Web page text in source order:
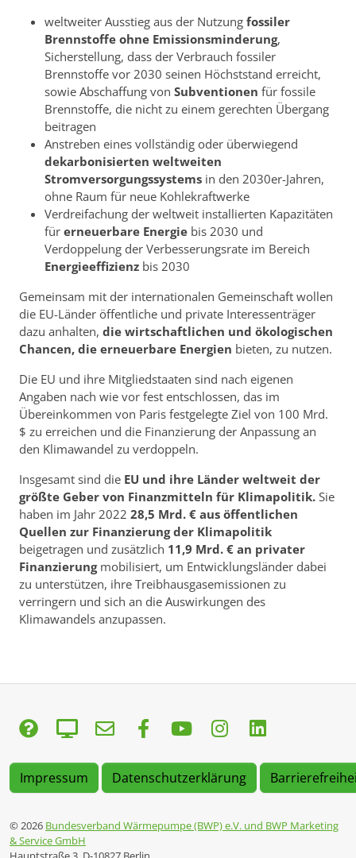
weltweiter Ausstieg aus der Nutzung fossiler
Brennstoffe ohne Emissionsminderung,
Sicherstellung, dass der Verbrauch fossiler
Brennstoffe vor 2030 seinen Höchststand erreicht,
sowie Abschaffung von Subventionen für fossile
Brennstoffe, die nicht zu einem gerechten Übergang
beitragen
Anstreben eines vollständig oder überwiegend
dekarbonisierten weltweiten
Stromversorgungssystems in den 2030er-Jahren,
ohne Raum für neue Kohlekraftwerke
Verdreifachung der weltweit installierten Kapazitäten
für erneuerbare Energie bis 2030 und
Verdoppelung der Verbesserungsrate im Bereich
Energieeffizienz bis 2030
Gemeinsam mit der internationalen Gemeinschaft wollen
die EU-Länder öffentliche und private Interessenträger
dazu anhalten, die wirtschaftlichen und ökologischen
Chancen, die erneuerbare Energien bieten, zu nutzen.
Die EU und ihre Mitgliedstaaten sind nach eigenen
Angaben nach wie vor fest entschlossen, das im
Übereinkommen von Paris festgelegte Ziel von 100 Mrd.
$ zu erreichen und die Finanzierung der Anpassung an
den Klimawandel zu verdoppeln.
Insgesamt sind die EU und ihre Länder weltweit der
größte Geber von Finanzmitteln für Klimapolitik. Sie
haben im Jahr 2022 28,5 Mrd. € aus öffentlichen
Quellen zur Finanzierung der Klimapolitik
beigetragen und zusätzlich 11,9 Mrd. € an privater
Finanzierungmobilisiert, um Entwicklungsländer dabei
zu unterstützen, ihre Treibhausgasemissionen zu
verringern und sich an die Auswirkungen des
Klimawandels anzupassen.
Impressum Datenschutzerklärung
© 2026 Bundesverband Wärmepumpe (BWP) e.V. und BWP Marketing
& Service GmbH